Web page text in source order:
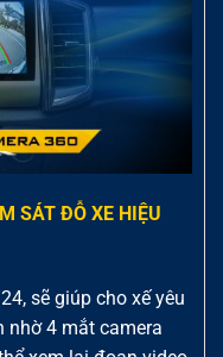
SÁT ĐỖ XE HIỆU
sẽ giúp cho xế yêu
nhờ 4 mắt camera